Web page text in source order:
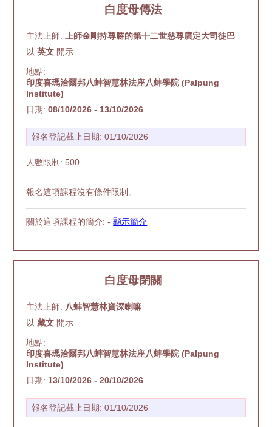
白度母傳法
主法上師:
上師金剛持尊勝的第十二世慈尊廣定大司徒巴
以英文 開示
地點:
印度喜瑪洽爾邦八蚌智慧林法座八蚌學院 (Palpung
Institute)
日期:08/10/2026 - 13/10/2026
報名登記截止日期: 01/10/2026
人數限制: 500
報名這項課程沒有條件限制。
關於這項課程的簡介: -顯示簡介
白度母閉關
主法上師: 八蚌智慧林資深喇嘛
以藏文 開示
地點:
印度喜瑪洽爾邦八蚌智慧林法座八蚌學院 (Palpung
Institute)
日期: 13/10/2026 - 20/10/2026
報名登記截止日期: 01/10/2026